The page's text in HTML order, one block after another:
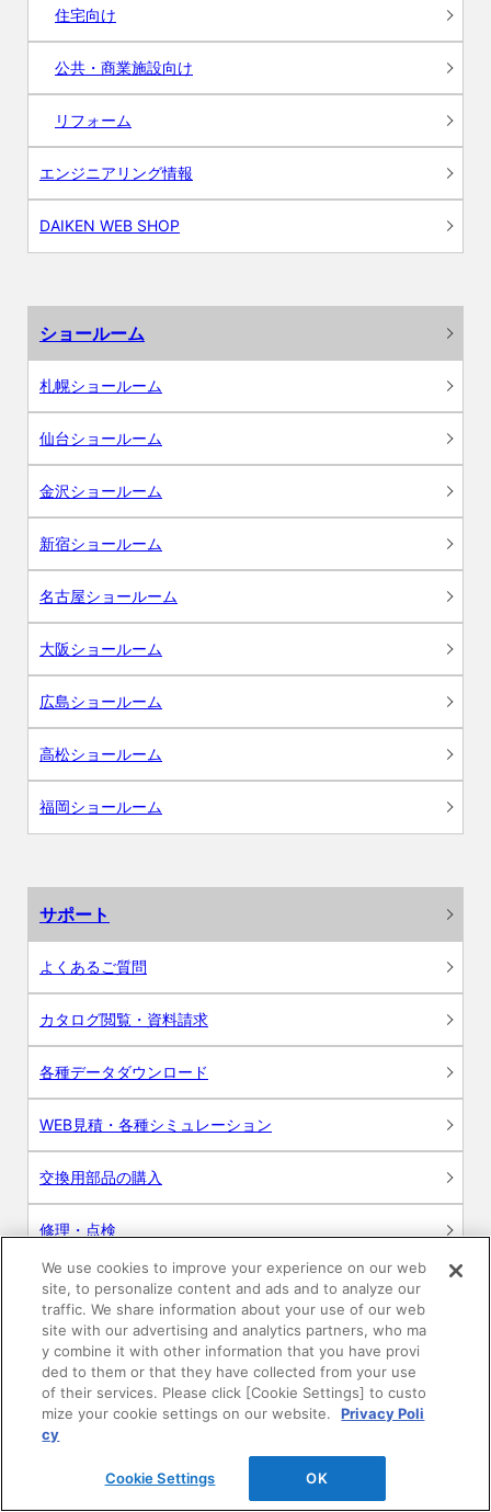
住宅向け
公共・商業施設向け
リフォーム
エンジニアリング情報
DAIKEN WEB SHOP
ショールーム
札幌ショールーム
仙台ショールーム
金沢ショールーム
新宿ショールーム
名古屋ショールーム
大阪ショールーム
広島ショールーム
高松ショールーム
福岡ショールーム
サポート
よくあるご質問
カタログ閲覧・資料請求
各種データダウンロード
WEB見積・各種シミュレーション
交換用部品の購入
修理・点検
お問い合わせ
ログイン
建築・設計関係者様向けサイト
ユーザー登録サービス
WEB見積システム
We use cookies to improve your experience on our web
site, to personalize content and ads and to analyze our
traffic. We share information about your use of our web
site with our advertising and analytics partners, who ma
y combine it with other information that you have provi
ded to them or that they have collected from your use
of their services. Please click [Cookie Settings] to custo
mize your cookie settings on our website.
Privacy Poli
cy
Cookie Settings OK